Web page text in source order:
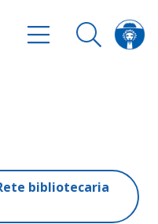
bibliotecaria